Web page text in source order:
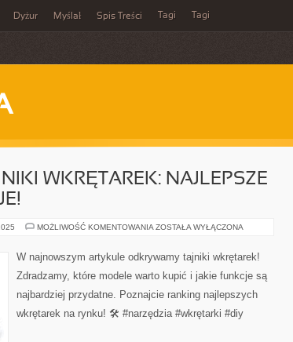
Dyżur Myślał Spis Treści Tagi Tagi
WKRĘTAREK: NAJLEPSZE
MOŻLIWOŚĆ KOMENTOWANIA ODKRYWAMY
NAJLEPSZE
MODELE
FUNKCJE!
ZOSTAŁA WYŁĄCZONA
W najnowszym artykule odkrywamy tajniki wkrętarek!
Zdradzamy, które modele warto kupić i jakie funkcje są
najbardziej przydatne. Poznajcie ranking najlepszych
wkrętarek na rynku! 🛠️ #narzędzia #wkrętarki #diy